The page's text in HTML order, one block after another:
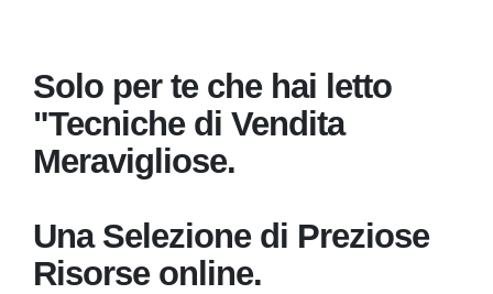
Solo per te che hai letto
"Tecniche di Vendita
Meravigliose.
Una Selezione di Preziose
Risorse online.